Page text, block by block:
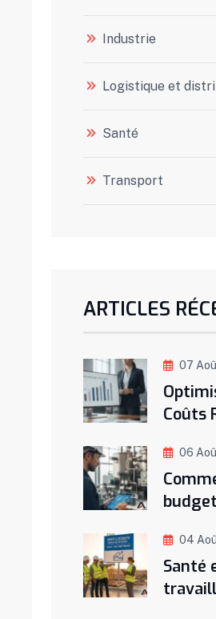
Industrie
Logistique et
Santé
Transport
ARTICLES
07
Coûts
06
04
Santé